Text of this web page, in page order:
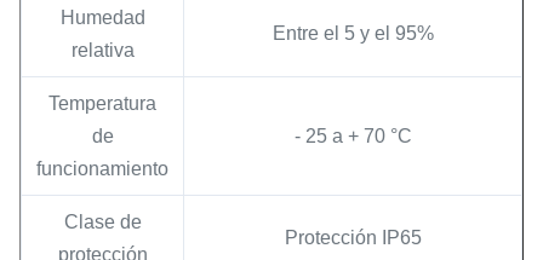
Humedad
relativa
Entre el 5 y el 95%
Temperatura
de
funcionamiento
- 25 a + 70 °C
Clase de
protección
Protección IP65